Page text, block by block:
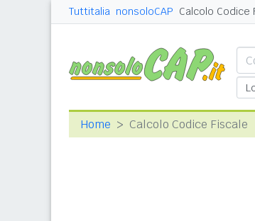
Tuttitalia nonsoloCAP Calcolo Codice
Home Calcolo Codice Fiscale